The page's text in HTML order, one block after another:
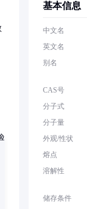
基本信息
中文名
英文名
别名
CAS号
分子式
分子量
外观/性状
熔点
溶解性
储存条件